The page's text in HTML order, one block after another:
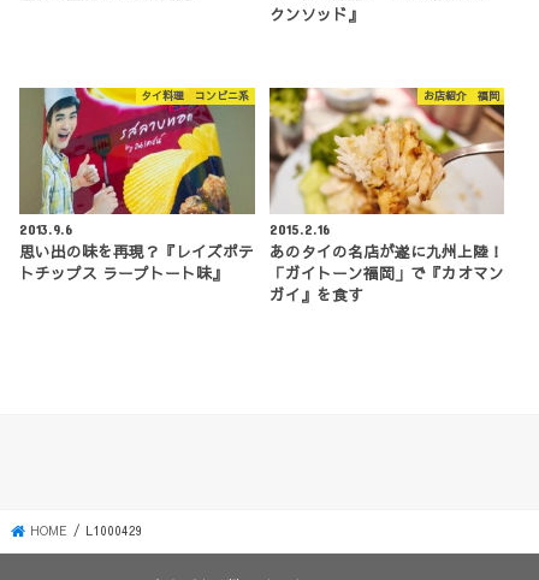
クンソッド』
タイ料理 コンビニ系
2013.9.6
思い出の味を再現？『レイズポテ
トチップス ラープトート味』
お店紹介 福岡
2015.2.16
あのタイの名店が遂に九州上陸！
「ガイトーン福岡」で『カオマン
ガイ』を食す
HOME L1000429